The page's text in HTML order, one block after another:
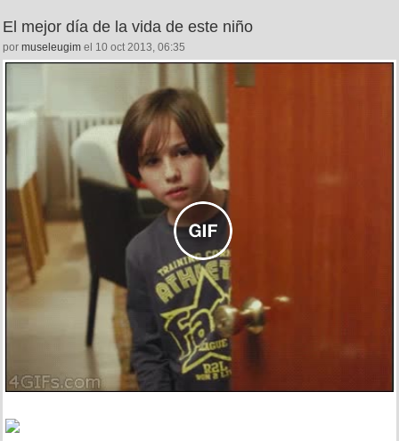
El mejor día de la vida de este niño
por museleugim el 10 oct 2013, 06:35